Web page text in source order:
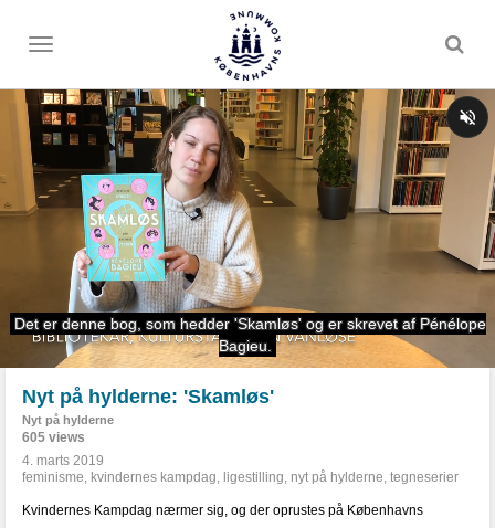
Toggle
Nyt på hylderne: 'Skamløs'
Nyt på hylderne
605 views
4. marts 2019
feminisme, kvindernes kampdag, ligestilling, nyt på hylderne, tegneserier
Kvindernes Kampdag nærmer sig, og der oprustes på Københavns